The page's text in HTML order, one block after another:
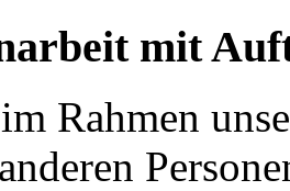
mit
Rahmen